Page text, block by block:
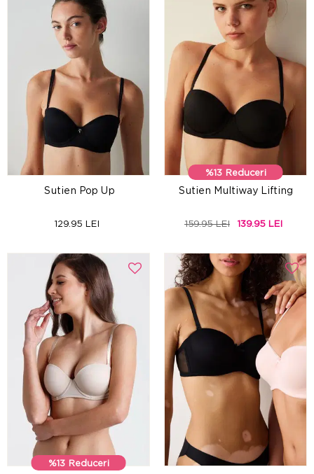
Sutien Pop Up
129.95 LEI
%13 Reduceri
Sutien Multiway Lifting
159.95 LEI 139.95 LEI
%13 Reduceri